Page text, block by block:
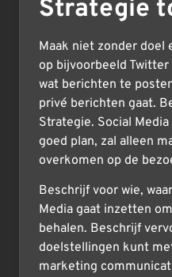
Strategie
Maak niet zonder doel
op bijvoorbeeld
wat berichten te
privé berichten gaat.
Strategie. Social
goed plan, zal alleen
overkomen op de
Beschrijf voor wie,
Media gaat inzetten
behalen. Beschrijf
doelstellingen kunt
marketing